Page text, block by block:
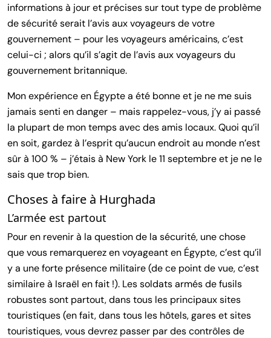
informations à jour et précises sur tout type de problème
de sécurité serait l’avis aux voyageurs de votre
gouvernement – pour les voyageurs américains, c’est
celui-ci ; alors qu’il s’agit de l’avis aux voyageurs du
gouvernement britannique.
Mon expérience en Égypte a été bonne et je ne me suis
jamais senti en danger – mais rappelez-vous, j’y ai passé
la plupart de mon temps avec des amis locaux. Quoi qu’il
en soit, gardez à l’esprit qu’aucun endroit au monde n’est
sûr à 100 % – j’étais à New York le 11 septembre et je ne le
sais que trop bien.
Choses à faire à Hurghada
L’armée est partout
Pour en revenir à la question de la sécurité, une chose
que vous remarquerez en voyageant en Égypte, c’est qu’il
y a une forte présence militaire (de ce point de vue, c’est
similaire à Israël en fait !). Les soldats armés de fusils
robustes sont partout, dans tous les principaux sites
touristiques (en fait, dans tous les hôtels, gares et sites
touristiques, vous devrez passer par des contrôles de